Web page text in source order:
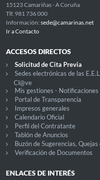
15123 Camariñas - A Coruña
Tlf. 981 736 000
Información: sede@camarinas.net
Ir a Contacto
ACCESOS DIRECTOS
Solicitud de Cita Previa
Sedes electrónicas de las
Cl@ve
Mis gestiones - Notificaciones
Portal de Transparencia
Impresos generales
Calendario Oficial
Perfil del Contratante
Tablón de Anuncios
Buzón de Sugerencias,
Verificación de Documentos
ENLACES DE INTERÉS